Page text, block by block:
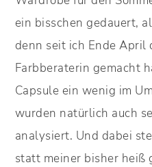
ein bisschen gedauert,
denn seit ich Ende
Farbberaterin gemacht
Capsule ein wenig im
wurden natürlich auch
analysiert. Und dabei
statt meiner bisher heiß